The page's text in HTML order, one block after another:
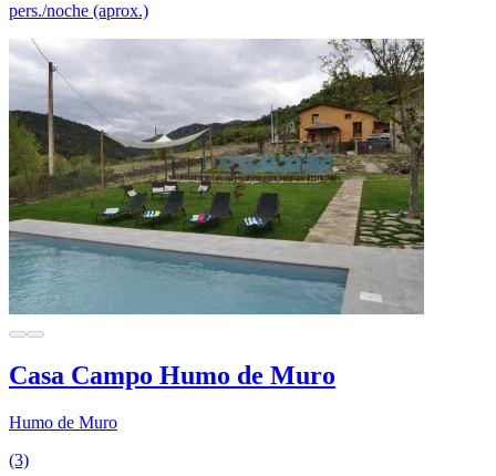
pers./noche (aprox.)
Casa Campo Humo de Muro
Humo de Muro
(3)